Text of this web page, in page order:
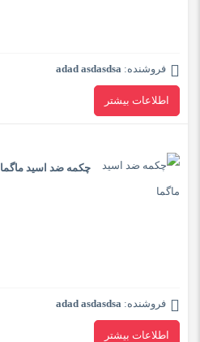
فروشنده: adad asdasdsa
اطلاعات بیشتر
چکمه ضد اسید ماگما
فروشنده: adad asdasdsa
اطلاعات بیشتر